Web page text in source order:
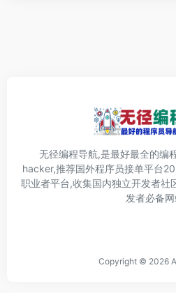
无径编程导航,是最好最全的编
hacker,推荐国外程序员接单平台
职业者平台,收集国内独立开发者社
发者必备
Copyright © 2026